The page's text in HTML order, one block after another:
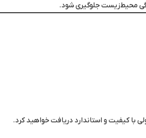
محیط‌زیست جلوگیری شود.
با کیفیت و استاندارد دریافت خواهید کرد.